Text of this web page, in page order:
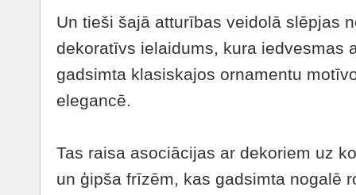
Un tieši šajā atturības veidolā slēpjas
dekoratīvs ielaidums, kura iedvesmas
gadsimta klasiskajos ornamentu
elegancē.
Tas raisa asociācijas ar dekoriem uz
un ģipša frīzēm, kas gadsimta nogalē